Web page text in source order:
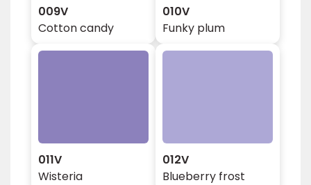
009V
Cotton candy
010V
Funky plum
011V
Wisteria
012V
Blueberry frost